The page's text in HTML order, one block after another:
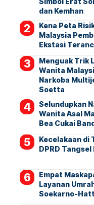
dan Kemhan
Kena Peta
Malaysia
Ekstasi
Menguak Trik
Wanita
Narkoba
Soetta
Selundupkan
Wanita Asal
Bea Cukai
Kecelakaan di
DPRD
Empat
Layanan
Soekarno-